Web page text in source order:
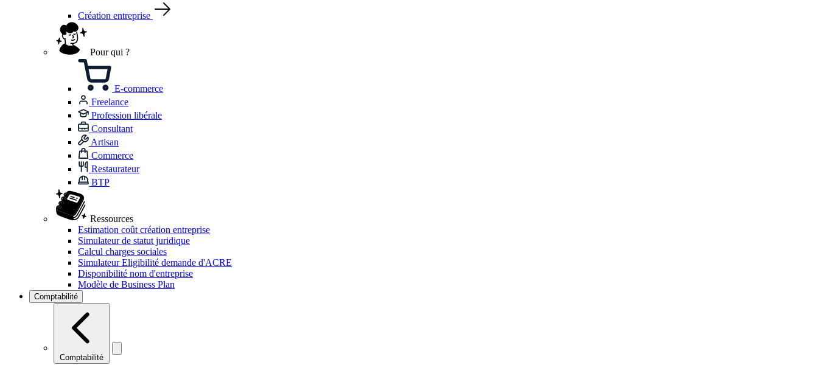
Création entreprise
Pour qui ?
E-commerce
Freelance
Profession libérale
Consultant
Artisan
Commerce
Restaurateur
BTP
Ressources
Estimation coût création entreprise
Simulateur de statut juridique
Calcul charges sociales
Simulateur Eligibilité demande d'ACRE
Disponibilité nom d'entreprise
Modèle de Business Plan
Comptabilité
Comptabilité